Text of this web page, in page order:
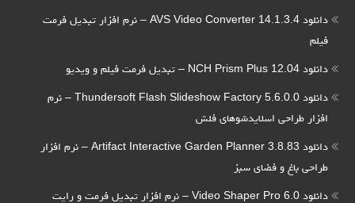
دانلود AVS Video Converter 14.1.3.4 – نرم افزار تبدیل فرمت
فیلم
دانلود NCH Prism Plus 12.04 – تبدیل فرمت فیلم و ویدیو
دانلود Thundersoft Flash Slideshow Factory 5.6.0.0 – نرم
افزار طراحی اسلایدشوهای فلش
دانلود Artifact Interactive Garden Planner 3.8.83 – نرم افزار
طراحی باغ و فضای سبز
دانلود Video Shaper Pro 6.0 – نرم افزار تبدیل فرمت و رایت